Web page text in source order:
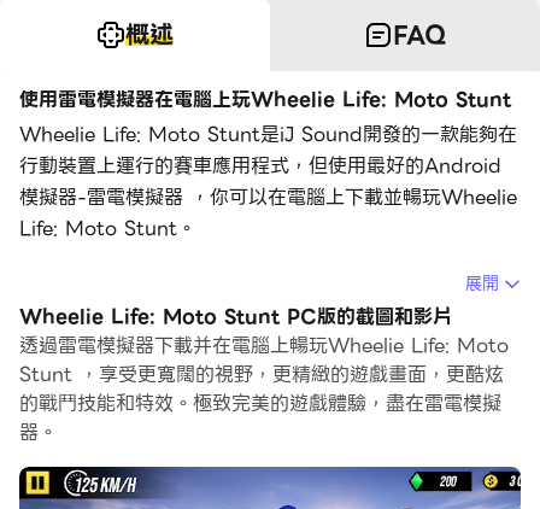
概述 FAQ
使用雷電模擬器在電腦上玩Wheelie Life: Moto Stunt
Wheelie Life: Moto Stunt是iJ Sound開發的一款能夠在
行動裝置上運行的賽車應用程式，但使用最好的Android
模擬器-雷電模擬器 ，你可以在電腦上下載並暢玩Wheelie
Life: Moto Stunt。
在電腦上運行Wheelie Life: Moto Stunt，您可以在大螢
幕上清晰地瀏覽, 而用滑鼠和鍵盤操控應用程式比用觸摸屏
鍵盤要快得多，同時你將永遠不必擔心設備的電量問題。
通過多開和同步功能，你甚至可以在PC上運行多個應用程
式和帳戶。
而文件互傳功能讓分享圖像、影片和文件也變得非常容易。
展開
Wheelie Life: Moto Stunt PC版的截圖和影片
透過雷電模擬器下載并在電腦上暢玩Wheelie Life: Moto
Stunt ，享受更寬闊的視野，更精緻的遊戲畫面，更酷炫
的戰鬥技能和特效。極致完美的遊戲體驗，盡在雷電模擬
器。